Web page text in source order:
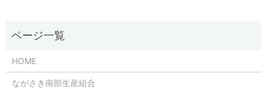
HOME
ながさき南部生産組合